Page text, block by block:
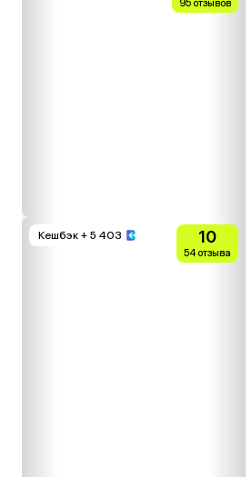
95 отзывов
Кешбэк + 5 403 10
54 отзыва